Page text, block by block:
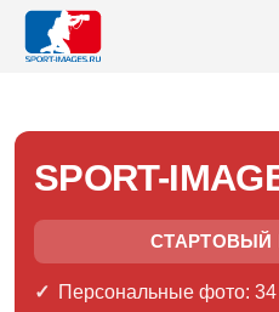
SPORT-
СТАРТОВЫЙ
Персональные фото: 34